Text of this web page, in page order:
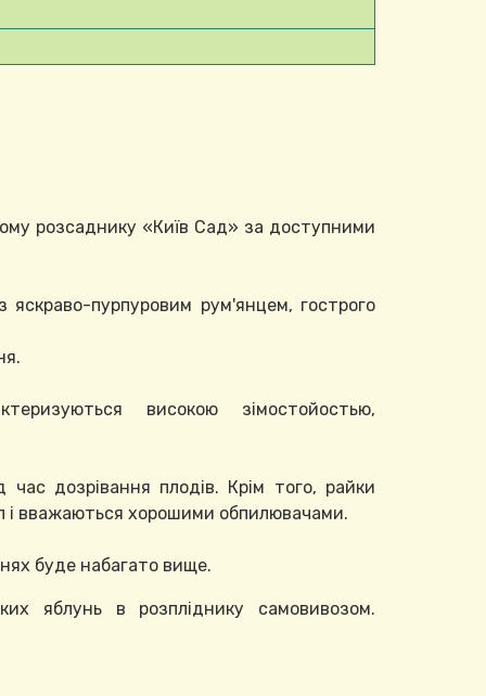
розсаднику «Київ Сад» за доступними
пурпуровим рум'янцем, гострого
високою зімостойостью,
час дозрівання плодів. Крім того, райки
і вважаються хорошими обпилювачами.
буде набагато вище.
яблунь в розпліднику самовивозом.